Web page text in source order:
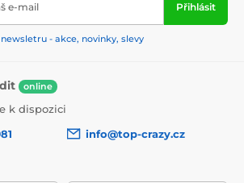
e-mail Přihlásit
- akce, novinky, slevy
online
k dispozici
info@top-crazy.cz